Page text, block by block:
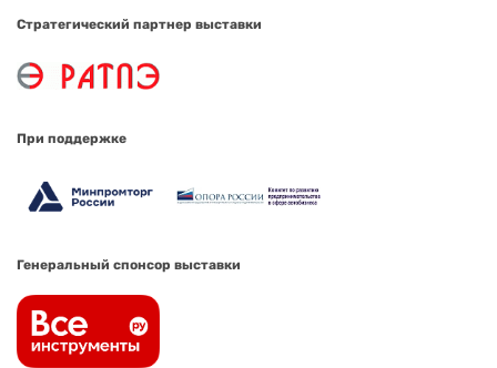
Стратегический партнер выставки
При поддержке
Генеральный спонсор выставки